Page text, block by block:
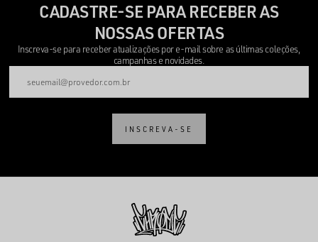
CADASTRE-SE PARA RECEBER AS
NOSSAS OFERTAS
Inscreva-se para receber atualizações por e-mail sobre as últimas coleções,
campanhas e novidades.
INSCREVA-SE